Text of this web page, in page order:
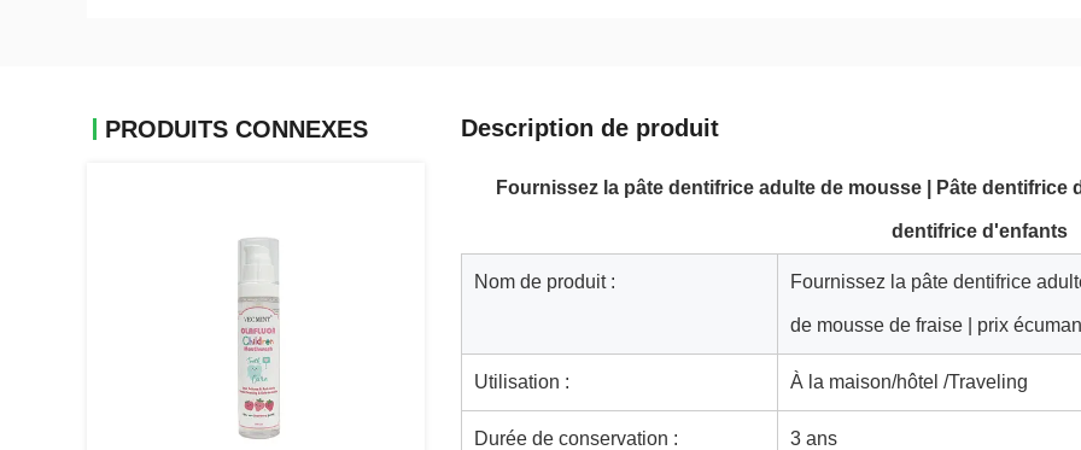
PRODUITS CONNEXES Description de produit
Fournissez la pâte dentifrice adulte de mousse | Pâte dentifrice
dentifrice d'enfants
Nom de produit : Fournissez la pâte dentifrice
de mousse de fraise | prix
Utilisation : À la maison/hôtel /Traveling
Durée de conservation : 3 ans